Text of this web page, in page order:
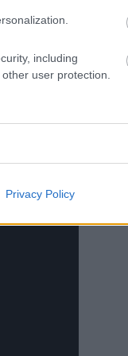
including
user protection.
Privacy Policy